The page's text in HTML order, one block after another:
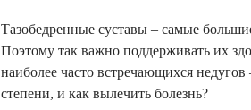
Тазобедренные суставы – самые
Поэтому так важно поддерживать их
наиболее часто встречающихся недугов
степени, и как вылечить болезнь?